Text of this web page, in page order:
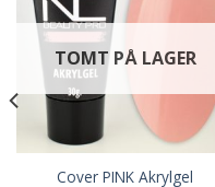
TOMT PÅ LAGER
Cover PINK Akrylgel